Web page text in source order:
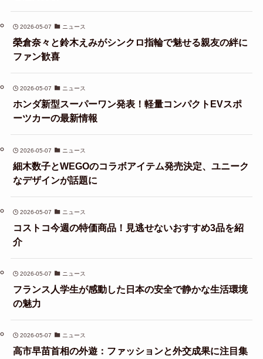
2026-05-07 ニュース
榮倉奈々と鈴木えみがシンクロ指輪で魅せる親友の絆に
ファン歓喜
2026-05-07 ニュース
ホンダ新型スーパーワン発表！軽量コンパクトEVスポ
ーツカーの最新情報
2026-05-07 ニュース
細木数子とWEGOのコラボアイテム発売決定、ユニーク
なデザインが話題に
2026-05-07 ニュース
コストコ今週の特価商品！見逃せないおすすめ3品を紹
介
2026-05-07 ニュース
フランス人学生が感動した日本の安全で静かな生活環境
の魅力
2026-05-07 ニュース
高市早苗首相の外遊：ファッションと外交成果に注目集